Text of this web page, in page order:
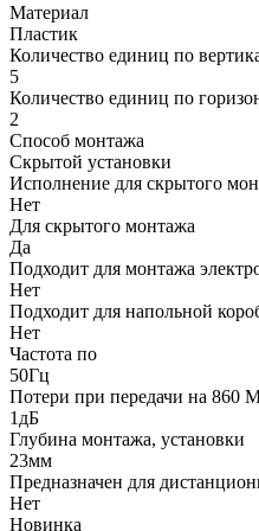
Материал
Пластик
Количество единиц по
5
Количество единиц по
2
Способ монтажа
Скрытой установки
Исполнение для скрытого
Нет
Для скрытого монтажа
Да
Подходит для монтажа
Нет
Подходит для напольной
Нет
Частота по
50Гц
Потери при передачи на 860
1дБ
Глубина монтажа, установки
23мм
Предназначен для
Нет
Новинка